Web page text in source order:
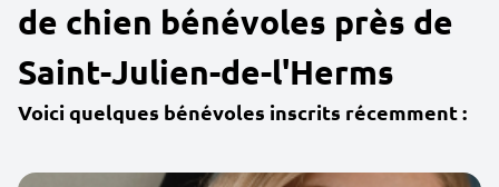
de chien bénévoles près de
Saint-Julien-de-l'Herms
Voici quelques bénévoles inscrits récemment :